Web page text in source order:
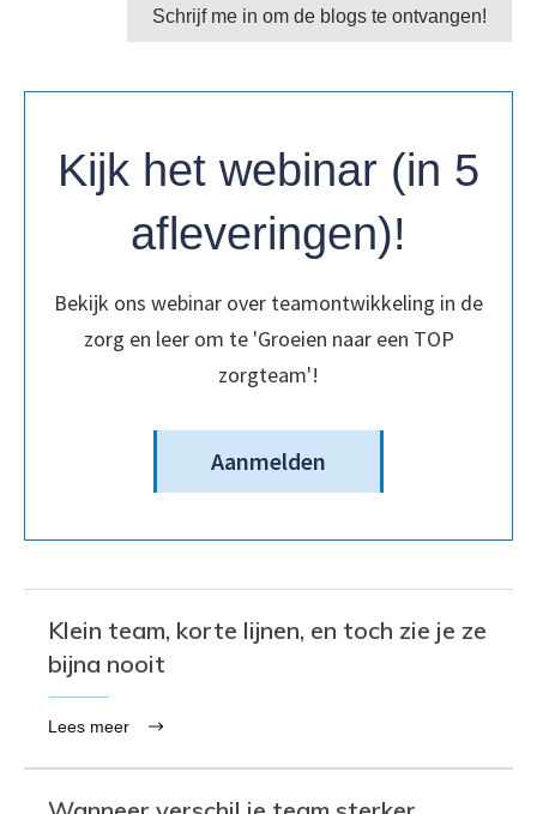
Schrijf me in om de blogs te ontvangen!
Kijk het webinar (in 5
afleveringen)!
Bekijk ons webinar over teamontwikkeling in de
zorg en leer om te 'Groeien naar een TOP
zorgteam'!
Aanmelden
Klein team, korte lijnen, en toch zie je ze
bijna nooit
Lees meer